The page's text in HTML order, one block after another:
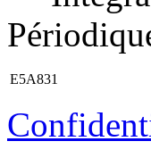
E5A831